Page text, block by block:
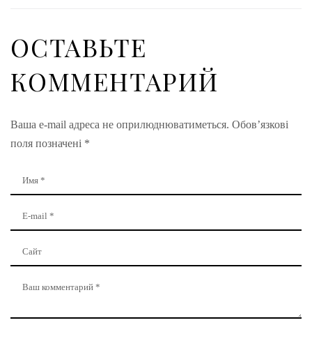
ОСТАВЬТЕ
КОММЕНТАРИЙ
Ваша e-mail адреса не оприлюднюватиметься. Обов’язкові
поля позначені *